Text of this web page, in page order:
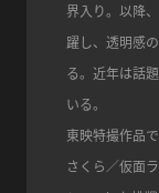
界入り。以降
躍し、透明感
る。近年は話
いる。
東映特撮作品
さくら／仮面